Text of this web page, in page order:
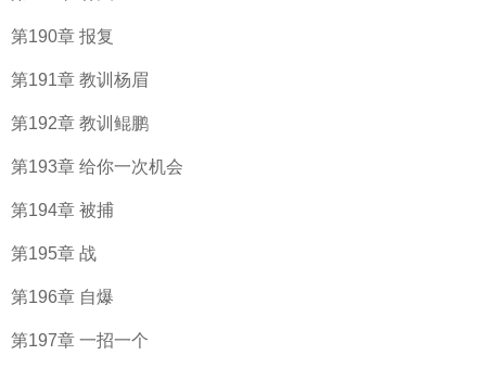
第190章 报复
第191章 教训杨眉
第192章 教训鲲鹏
第193章 给你一次机会
第194章 被捕
第195章 战
第196章 自爆
第197章 一招一个